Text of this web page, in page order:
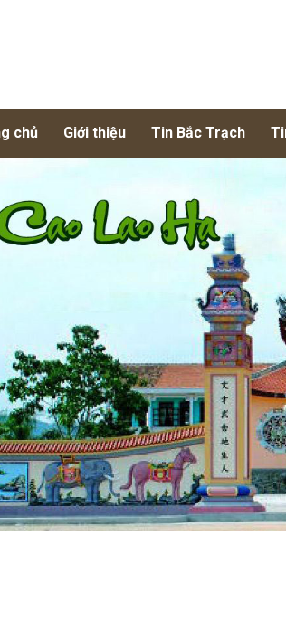
chủ Giới thiệu Tin Bắc Trạch